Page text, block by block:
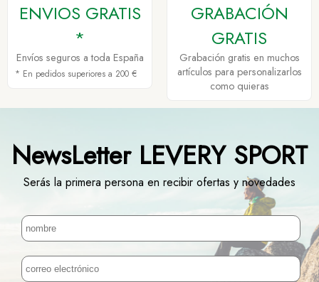
ENVIOS GRATIS
*
Envíos seguros a toda España
* En pedidos superiores a 200 €
GRABACIÓN
GRATIS
Grabación gratis en muchos
artículos para personalizarlos
como quieras
NewsLetter LEVERY SPORT
Serás la primera persona en recibir ofertas y novedades